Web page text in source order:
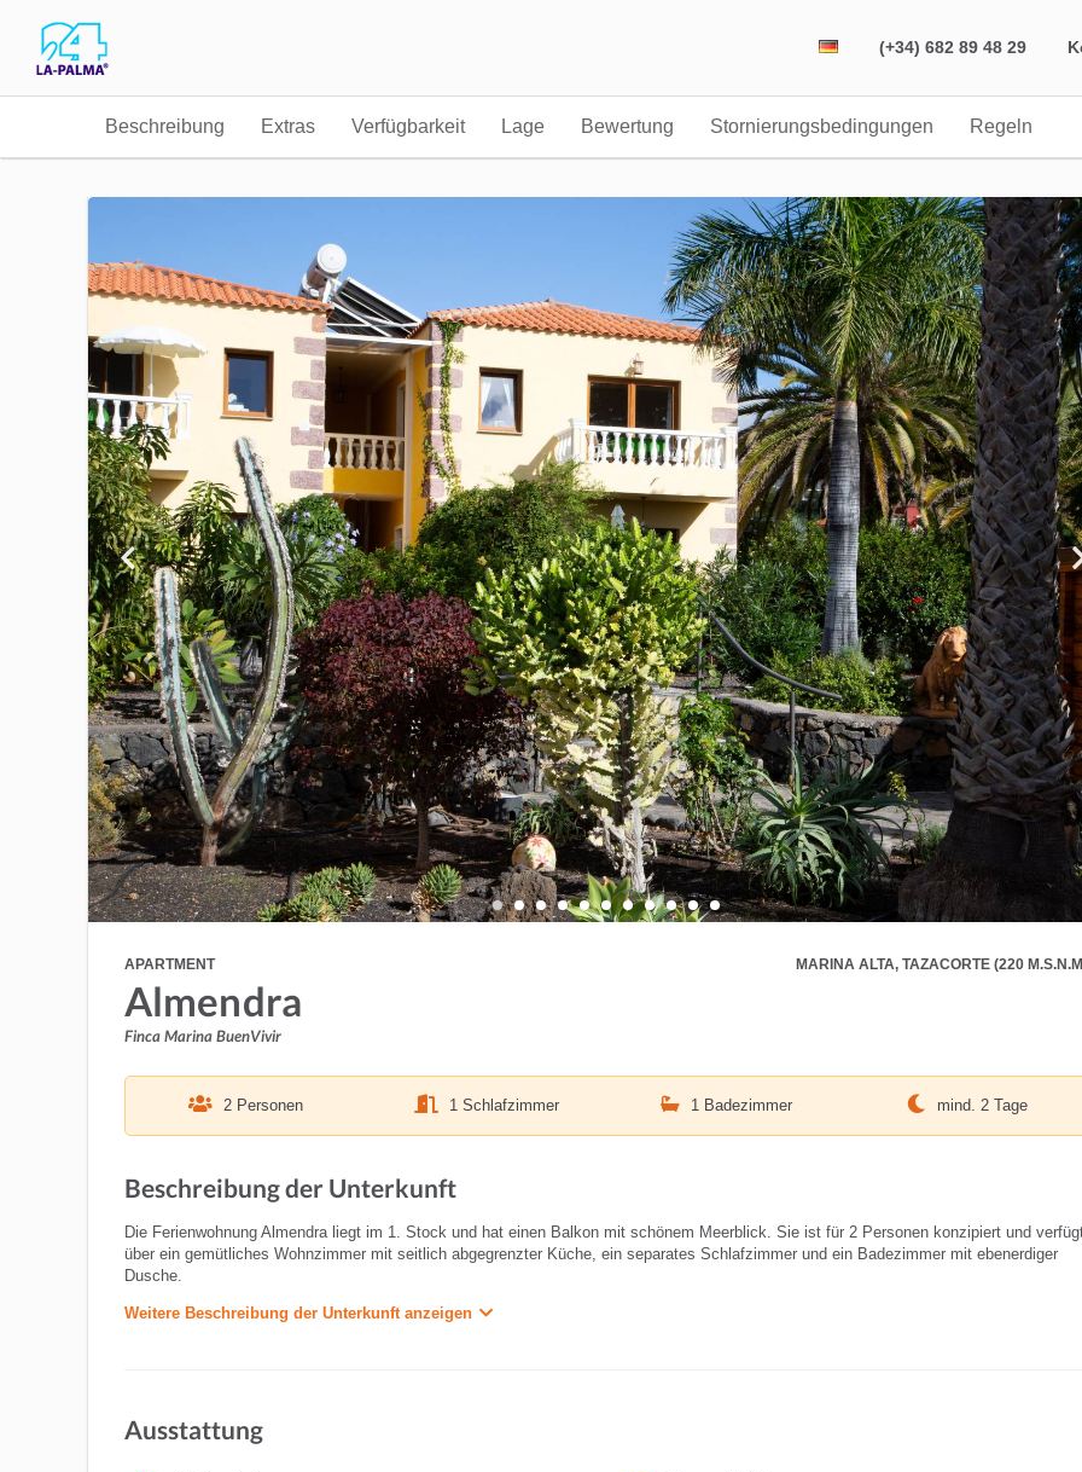
(+34) 682 89 48 29
Beschreibung Extras Verfügbarkeit Lage Bewertung Stornierungsbedingungen Regeln
APARTMENT MARINA ALTA, TAZACORTE (220
Almendra
Finca Marina BuenVivir
2 Personen 1 Schlafzimmer 1 Badezimmer mind. 2 Tage
Beschreibung der Unterkunft
Die Ferienwohnung Almendra liegt im 1. Stock und hat einen Balkon mit schönem Meerblick. Sie ist für 2 Personen konzipiert und
über ein gemütliches Wohnzimmer mit seitlich abgegrenzter Küche, ein separates Schlafzimmer und ein Badezimmer mit ebenerdiger
Dusche.
Weitere Beschreibung der Unterkunft anzeigen
Ausstattung